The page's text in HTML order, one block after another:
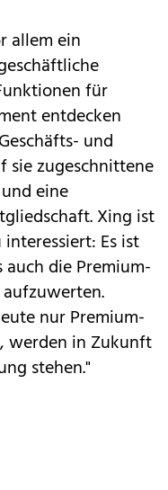
allem ein
für
entdecken
und
sie zugeschnittene
eine
Xing ist
Es ist
die Premium-
nur Premium-
werden in Zukunft
stehen."